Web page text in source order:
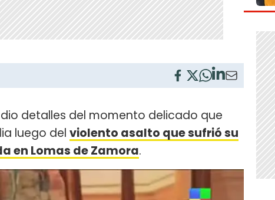
detalles del momento delicado que
luego del violento asalto que sufrió su
en Lomas de Zamora.